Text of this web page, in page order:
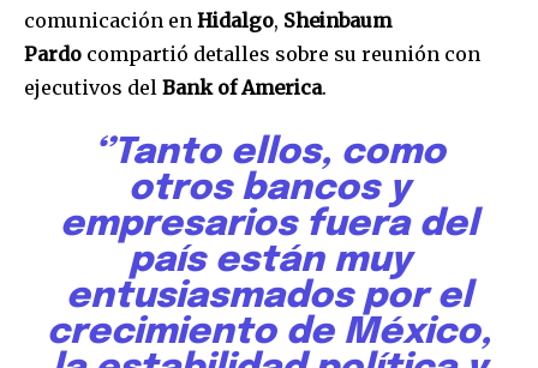
comunicación en Hidalgo, Sheinbaum
Pardo compartió detalles sobre su reunión con
ejecutivos del Bank of America.
‘’Tanto ellos, como
otros bancos y
empresarios fuera del
país están muy
entusiasmados por el
crecimiento de México,